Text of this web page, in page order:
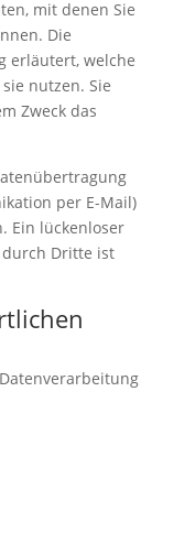
mit denen Sie
Die
erläutert, welche
nutzen. Sie
Zweck das
per E-Mail)
Ein lückenloser
Dritte ist